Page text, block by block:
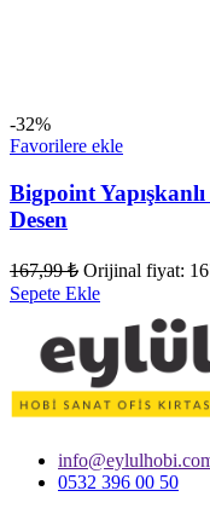
-32%
Favorilere ekle
Bigpoint
Desen
167,99₺ Orijinal fiyat:
Sepete Ekle
0532 396 00 50